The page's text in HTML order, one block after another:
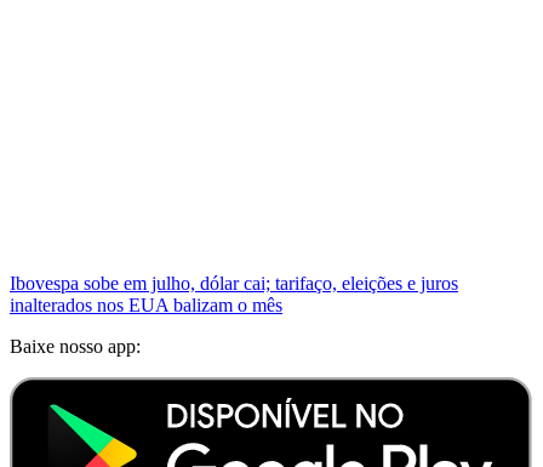
Ibovespa sobe em julho, dólar cai; tarifaço, eleições e juros
inalterados nos EUA balizam o mês
Baixe nosso app: